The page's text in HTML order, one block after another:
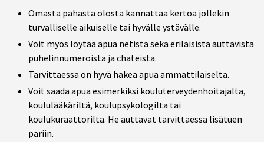
Omasta pahasta olosta kannattaa kertoa jollekin
turvalliselle aikuiselle tai hyvälle ystävälle.
Voit myös löytää apua netistä sekä erilaisista auttavista
puhelinnumeroista ja chateista.
Tarvittaessa on hyvä hakea apua ammattilaiselta.
Voit saada apua esimerkiksi kouluterveydenhoitajalta,
koululääkäriltä, koulupsykologilta tai
koulukuraattorilta. He auttavat tarvittaessa lisätuen
pariin.